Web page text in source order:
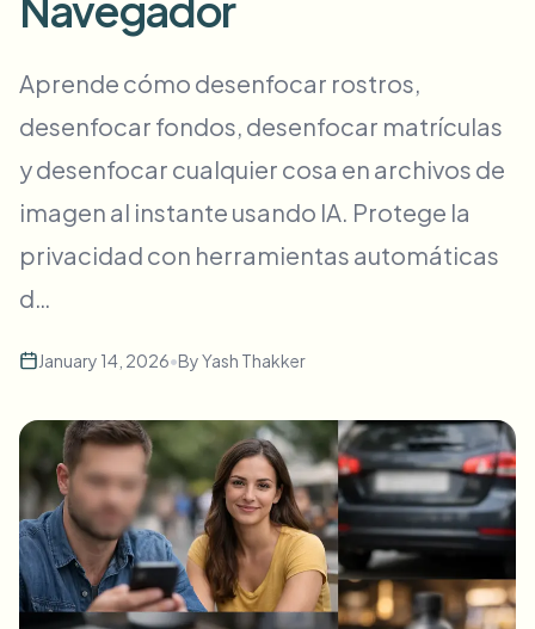
Cambio de cara - Video
Inteligencia de video
Procesa muchos vídeos de una vez
Desenfoque masivo de rostros
Desenfocar cualquier cosa
Zonas empresariales, políticas y revisión
API & SDK
Automatizar cargas, trabajos y webhooks
Formulario de contacto
Inteligencia de video
Aprende cómo desenfocar rostros,
desenfocar fondos, desenfocar matrículas
y desenfocar cualquier cosa en archivos de
imagen al instante usando IA. Protege la
privacidad con herramientas automáticas
d…
January 14, 2026•ByYash Thakker